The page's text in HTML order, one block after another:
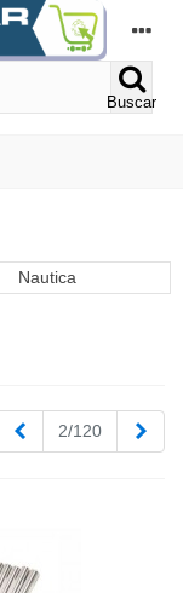
Buscar
Nautica
Anterior
2/120